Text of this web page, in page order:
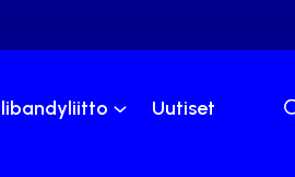
Uutiset